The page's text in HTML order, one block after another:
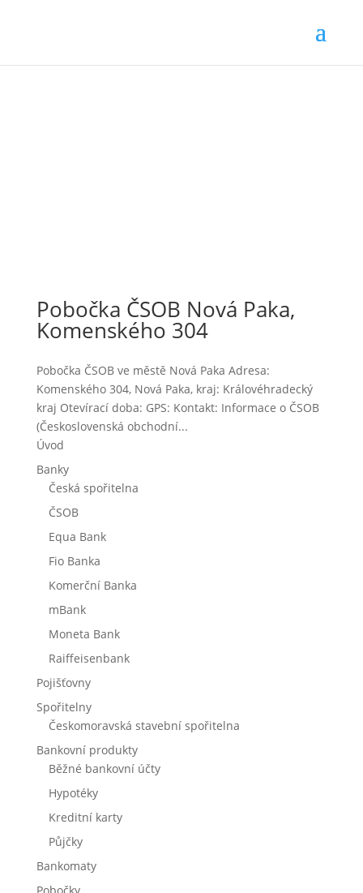
Pobočka ČSOB Nová Paka,
Komenského 304
Pobočka ČSOB ve městě Nová Paka Adresa:
Komenského 304, Nová Paka, kraj: Královéhradecký
kraj Otevírací doba: GPS: Kontakt: Informace o ČSOB
(Československá obchodní...
Úvod
Banky
Česká spořitelna
ČSOB
Equa Bank
Fio Banka
Komerční Banka
mBank
Moneta Bank
Raiffeisenbank
Pojišťovny
Spořitelny
Českomoravská stavební spořitelna
Bankovní produkty
Běžné bankovní účty
Hypotéky
Kreditní karty
Půjčky
Bankomaty